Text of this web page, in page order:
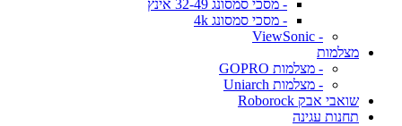
- מסכי סמסונג 32-49 אינץ
- מסכי סמסונג 4k
- ViewSonic
מצלמות
- מצלמות GOPRO
- מצלמות Uniarch
שואבי אבק Roborock
תחנות עגינה